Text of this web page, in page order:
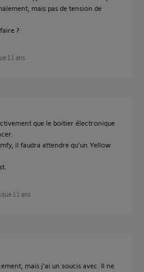
mais pas de tension de
?
11 ans
que le boitier électronique
il faudra attendre qu'un Yellow
11 ans
mais j'ai un soucis avec. Il ne